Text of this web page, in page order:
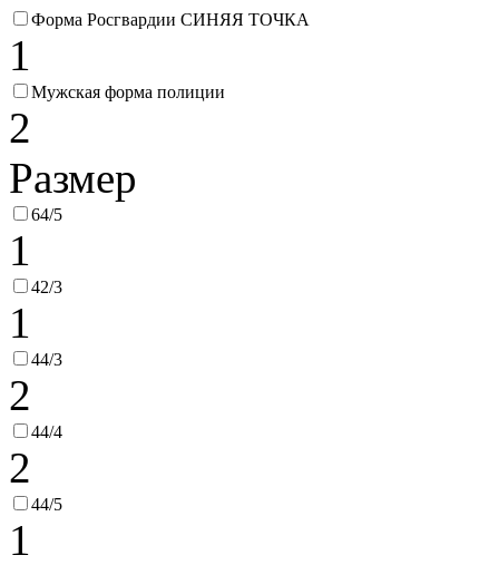
Форма Росгвардии СИНЯЯ ТОЧКА
1
Мужская форма полиции
2
Размер
64/5
1
42/3
1
44/3
2
44/4
2
44/5
1